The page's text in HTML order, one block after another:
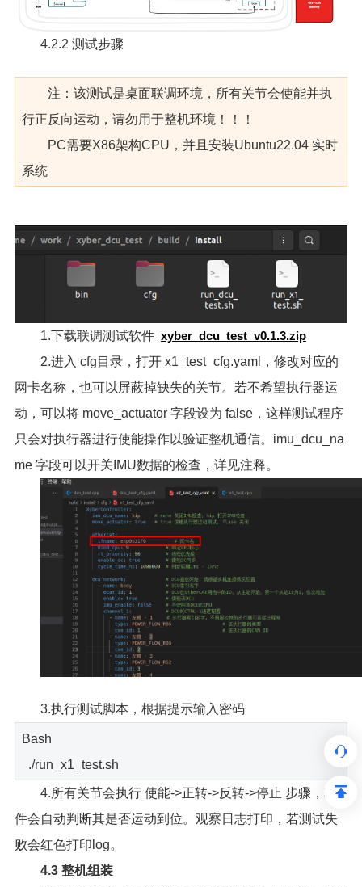
4.2.2 测试步骤
注：该测试是桌面联调环境，所有关节会使能并执
行正反向运动，请勿用于整机环境！！！
PC需要X86架构CPU，并且安装Ubuntu22.04 实时
系统
1.下载联调测试软件 xyber_dcu_test_v0.1.3.zip
2.进入 cfg目录，打开 x1_test_cfg.yaml，修改对应的
网卡名称，也可以屏蔽掉缺失的关节。若不希望执行器运
动，可以将 move_actuator 字段设为 false，这样测试程序
只会对执行器进行使能操作以验证整机通信。imu_dcu_na
me 字段可以开关IMU数据的检查，详见注释。
3.执行测试脚本，根据提示输入密码
Bash
./run_x1_test.sh
4.所有关节会执行 使能->正转->反转->停止 步骤，软
件会自动判断其是否运动到位。观察日志打印，若测试失
败会红色打印log。
4.3 整机组装